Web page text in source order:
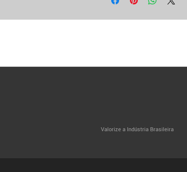
Valorize a Indústria Brasileira